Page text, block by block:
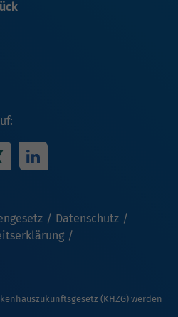
Datenschutz
(KHZG) werden